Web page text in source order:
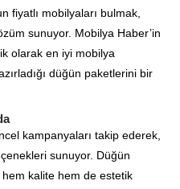
fiyatlı mobilyaları bulmak,
sunuyor. Mobilya Haber’in
olarak en iyi mobilya
düğün paketlerini bir
kampanyaları takip ederek,
sunuyor. Düğün
kalite hem de estetik